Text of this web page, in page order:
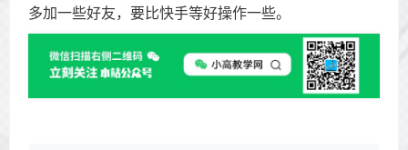
多加一些好友，要比快手等好操作一些。